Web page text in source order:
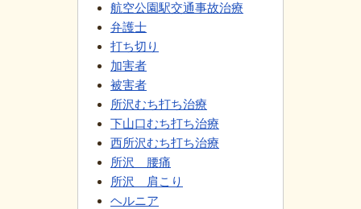
航空公園駅交通事故治療
弁護士
打ち切り
加害者
被害者
所沢むち打ち治療
下山口むち打ち治療
西所沢むち打ち治療
所沢 腰痛
所沢 肩こり
ヘルニア